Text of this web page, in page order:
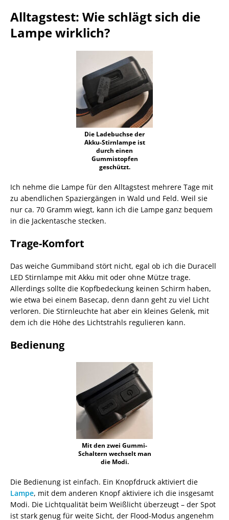
Alltagstest: Wie schlägt sich die
Lampe wirklich?
Die Ladebuchse der
Akku-Stirnlampe ist
durch einen
Gummistopfen
geschützt.
Ich nehme die Lampe für den Alltagstest mehrere Tage mit
zu abendlichen Spaziergängen in Wald und Feld. Weil sie
nur ca. 70 Gramm wiegt, kann ich die Lampe ganz bequem
in die Jackentasche stecken.
Trage-Komfort
Das weiche Gummiband stört nicht, egal ob ich die Duracell
LED Stirnlampe mit Akku mit oder ohne Mütze trage.
Allerdings sollte die Kopfbedeckung keinen Schirm haben,
wie etwa bei einem Basecap, denn dann geht zu viel Licht
verloren. Die Stirnleuchte hat aber ein kleines Gelenk, mit
dem ich die Höhe des Lichtstrahls regulieren kann.
Bedienung
Mit den zwei Gummi-
Schaltern wechselt man
die Modi.
Die Bedienung ist einfach. Ein Knopfdruck aktiviert die
Lampe, mit dem anderen Knopf aktiviere ich die insgesamt
Modi. Die Lichtqualität beim Weißlicht überzeugt – der Spot
ist stark genug für weite Sicht, der Flood-Modus angenehm